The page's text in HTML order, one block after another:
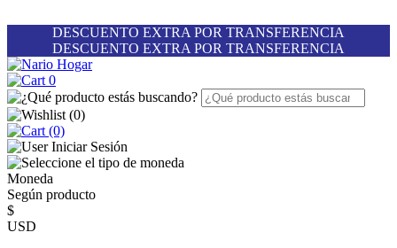
DESCUENTO EXTRA POR TRANSFERENCIA
DESCUENTO EXTRA POR TRANSFERENCIA
0
(0)
(0)
Iniciar Sesión
Moneda
Según producto
$
USD